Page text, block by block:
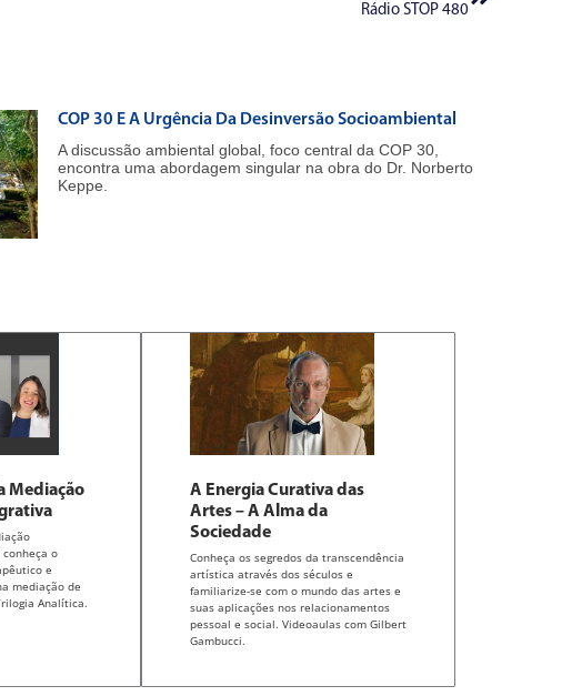
Rádio STOP 480
COP 30 E A Urgência Da Desinversão Socioambiental
A discussão ambiental global, foco central da COP 30,
encontra uma abordagem singular na obra do Dr. Norberto
Keppe.
Mediação
conheça o
e
mediação de
Analítica.
A Energia Curativa das
Artes – A Alma da
Sociedade
Conheça os segredos da transcendência
artística através dos séculos e
familiarize-se com o mundo das artes e
suas aplicações nos relacionamentos
pessoal e social. Videoaulas com Gilbert
Gambucci.